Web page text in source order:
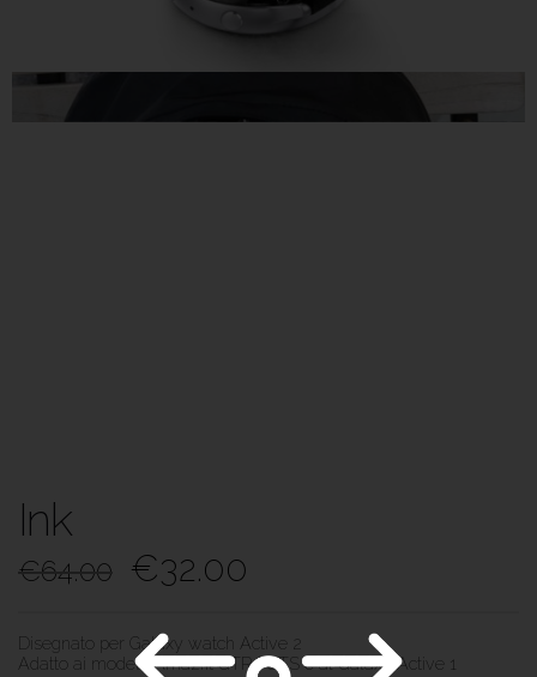
Ink
€64.00 €32.00
Disegnato per Galaxy watch Active 2
Adatto ai modelli Amazfit GTR | GTS e al Galaxy Active 1